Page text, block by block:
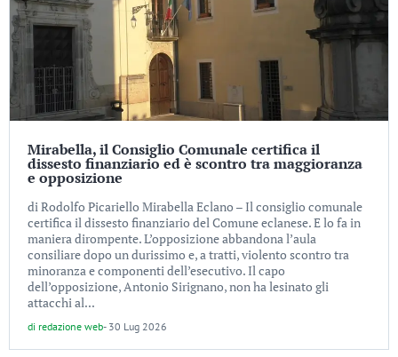
Mirabella, il Consiglio Comunale certifica il
dissesto finanziario ed è scontro tra maggioranza
e opposizione
di Rodolfo Picariello Mirabella Eclano – Il consiglio comunale
certifica il dissesto finanziario del Comune eclanese. E lo fa in
maniera dirompente. L’opposizione abbandona l’aula
consiliare dopo un durissimo e, a tratti, violento scontro tra
minoranza e componenti dell’esecutivo. Il capo
dell’opposizione, Antonio Sirignano, non ha lesinato gli
attacchi al...
di redazione web- 30 Lug 2026